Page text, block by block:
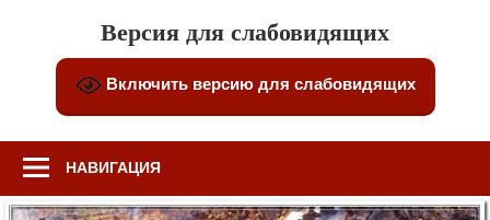
Версия для слабовидящих
Включить версию для слабовидящих
НАВИГАЦИЯ